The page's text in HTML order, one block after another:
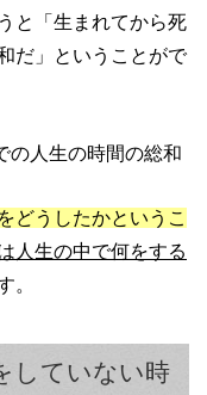
と「生まれてから死
だ」ということがで
の人生の時間の総和
どうしたかというこ
人生の中で何をする
。
していない時